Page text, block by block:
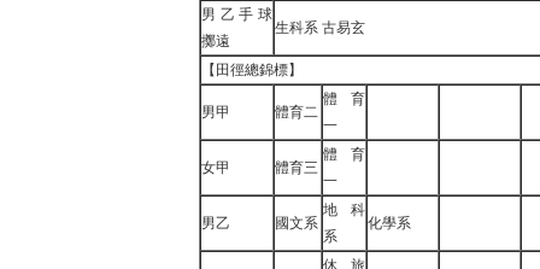
男乙手球
擲遠
生科系 古易玄
【田徑總錦標】
男甲 體育二
體育
一
女甲 體育三
體育
一
男乙 國文系
地科
系
化學系
休旅